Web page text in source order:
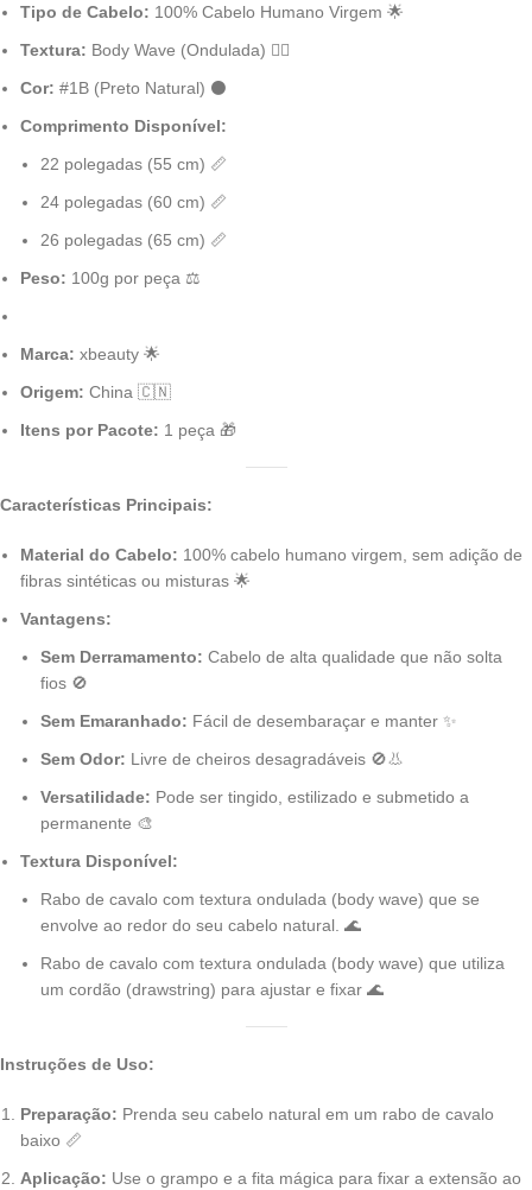
Tipo de Cabelo: 100% Cabelo Humano Virgem 🌟
Textura: Body Wave (Ondulada) 💁‍♀️
Cor: #1B (Preto Natural) ⚫
Comprimento Disponível:
22 polegadas (55 cm) 📏
24 polegadas (60 cm) 📏
26 polegadas (65 cm) 📏
Peso: 100g por peça ⚖️
Marca: xbeauty 🌟
Origem: China 🇨🇳
Itens por Pacote: 1 peça 🎁
Características Principais:
Material do Cabelo: 100% cabelo humano virgem, sem adição de
fibras sintéticas ou misturas 🌟
Vantagens:
Sem Derramamento: Cabelo de alta qualidade que não solta
fios 🚫
Sem Emaranhado: Fácil de desembaraçar e manter ✨
Sem Odor: Livre de cheiros desagradáveis 🚫👃
Versatilidade: Pode ser tingido, estilizado e submetido a
permanente 🎨
Textura Disponível:
Rabo de cavalo com textura ondulada (body wave) que se
envolve ao redor do seu cabelo natural. 🌊
Rabo de cavalo com textura ondulada (body wave) que utiliza
um cordão (drawstring) para ajustar e fixar 🌊
Instruções de Uso:
Preparação: Prenda seu cabelo natural em um rabo de cavalo
baixo 📏
Aplicação: Use o grampo e a fita mágica para fixar a extensão ao